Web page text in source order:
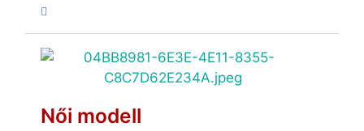
Női modell